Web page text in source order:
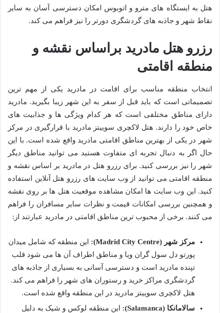
هتل به ایستگاه های مترو و اتوبوس امکان دسترسی آسان به سایر
نقاط شهر و جاذبه های گردشگری دورتر را نیز فراهم می کند.
رزرو هتل مادرید براساس نقشه و
منطقه اقامتی
انتخاب منطقه مناسب برای اقامت در مادرید یکی از مهم ترین
تصمیماتی است که باید قبل از سفر به این شهر زیبا بگیرید. مادرید
دارای مناطق مختلفی است که هر کدام ویژگی ها و جذابیت های
خاص خود را دارند. هتل لاکچری سوییتز مادرید با قرارگیری در مرکز
شهر در یکی از بهترین مناطق اقامتی مادرید واقع شده است. با این
حال اگر به دنبال تجربه ای متفاوت هستید می توانید مناطق دیگر
شهر را نیز بررسی کنید. برای رزرو هتل در مادرید بر اساس نقشه و
منطقه اقامتی می توانید از وب سایت های رزرو هتل آنلاین استفاده
کنید. این وب سایت ها امکان مشاهده موقعیت هتل ها بر روی نقشه
و همچنین بررسی امکانات قیمت و نظرات سایر مسافران را فراهم
می کنند. برخی از محبوب ترین مناطق اقامتی در مادرید عبارتند از:
مرکز شهر (Madrid City Centre):
این منطقه که شامل میدان
پورتو دل سول گران ویا و مناطق اطراف آن ها می شود قلب
تپنده مادرید است و دسترسی آسانی به بسیاری از جاذبه های
گردشگری مراکز خرید و رستوران های شهر را فراهم می کند.
هتل لاکچری سوییتز مادرید در این منطقه واقع شده است.
سالامانکا (Salamanca):
این منطقه لوکس و شیک به دلیل